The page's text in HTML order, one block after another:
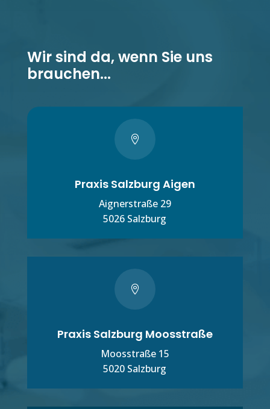
Wir sind da, wenn Sie uns
brauchen...

Praxis Salzburg Aigen
Aignerstraße 29
5026 Salzburg

Praxis Salzburg Moosstraße
Moosstraße 15
5020 Salzburg